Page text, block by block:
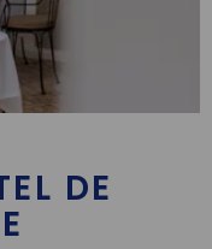
DE